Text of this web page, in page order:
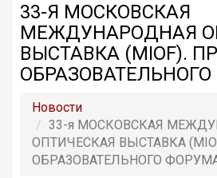
33-Я МОСКОВСКАЯ
МЕЖДУНАРОДНАЯ
ВЫСТАВКА (MIOF).
Новости
33-я МОСКОВСКАЯ
ОПТИЧЕСКАЯ ВЫСТАВКА
ОБРАЗОВАТЕЛЬНОГО